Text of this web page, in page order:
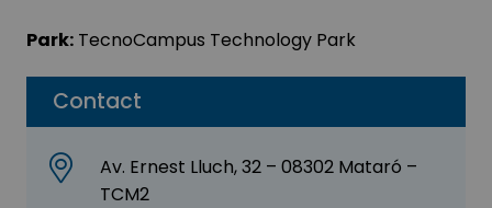
Contact
Av. Ernest Lluch, 32 – 08302 Mataró –
TCM2
Park: TecnoCampus Technology Park